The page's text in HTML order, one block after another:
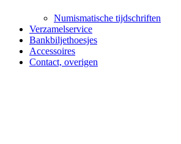
Numismatische tijdschriften
Verzamelservice
Bankbiljethoesjes
Accessoires
Contact, overigen